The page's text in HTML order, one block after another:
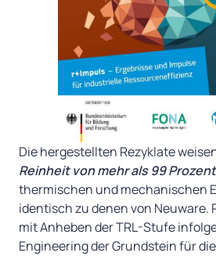
Die hergestellten Rezyklate
Reinheit von mehr als 99 Prozent
thermischen und mechanischen
identisch zu denen von Neuware.
mit Anheben der TRL-Stufe
Engineering der Grundstein für